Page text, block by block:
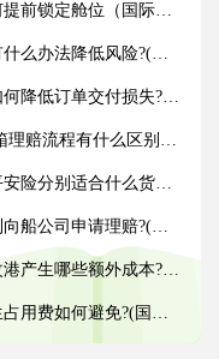
（国际海运干货知识分享）
险?(国际海运干货知识分享)
失?(国际海运干货知识分享)
别?(国际海运干货知识分享)
物?(国际海运干货知识分享)
赔?(国际海运干货知识分享)
本?(国际海运干货知识分享)
?(国际海运干货知识分享)